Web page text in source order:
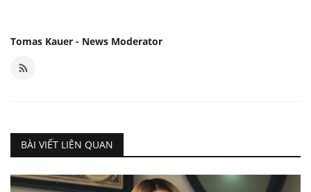
Tomas Kauer - News Moderator
BÀI VIẾT LIÊN QUAN